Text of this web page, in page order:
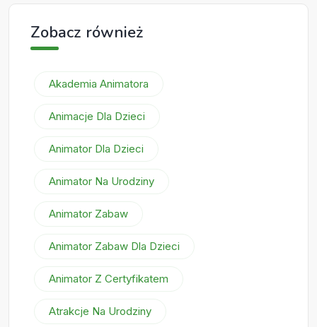
Zobacz również
Akademia Animatora
Animacje Dla Dzieci
Animator Dla Dzieci
Animator Na Urodziny
Animator Zabaw
Animator Zabaw Dla Dzieci
Animator Z Certyfikatem
Atrakcje Na Urodziny